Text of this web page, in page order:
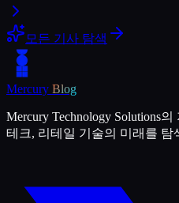
모든 기사 탐색
Mercury Blog
Mercury Technology Solutions
테크, 리테일 기술의 미래를 탐